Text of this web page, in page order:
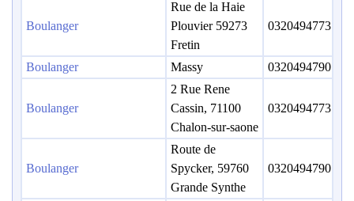
Boulanger
Rue de la Haie
Plouvier 59273
Fretin
0320494773
Boulanger Massy 0320494790
Boulanger
2 Rue Rene
Cassin, 71100
Chalon-sur-saone
0320494773
Boulanger
Route de
Spycker, 59760
Grande Synthe
0320494790